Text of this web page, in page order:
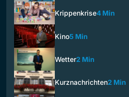
Krippenkrise4 Min
Kino5 Min
Wetter2 Min
Kurznachrichten2 Min